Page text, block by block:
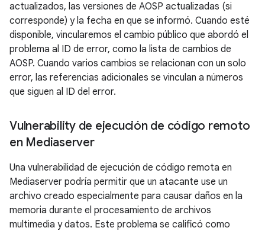
actualizados, las versiones de AOSP actualizadas (si
corresponde) y la fecha en que se informó. Cuando esté
disponible, vincularemos el cambio público que abordó el
problema al ID de error, como la lista de cambios de
AOSP. Cuando varios cambios se relacionan con un solo
error, las referencias adicionales se vinculan a números
que siguen al ID del error.
Vulnerability de ejecución de código remoto
en Mediaserver
Una vulnerabilidad de ejecución de código remota en
Mediaserver podría permitir que un atacante use un
archivo creado especialmente para causar daños en la
memoria durante el procesamiento de archivos
multimedia y datos. Este problema se calificó como